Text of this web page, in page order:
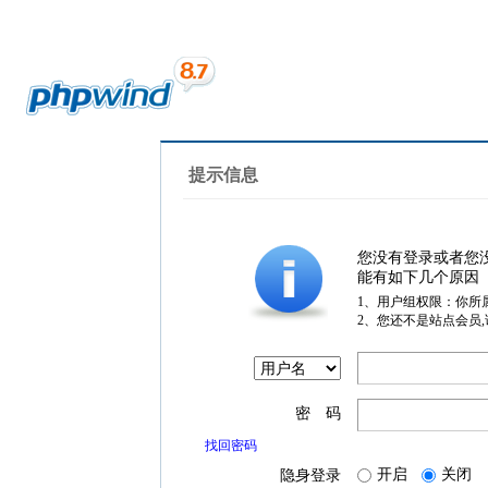
提示信息
您没有登录或者您
能有如下几个原因
1、用户组权限：你所
2、您还不是站点会员
密 码
找回密码
隐身登录 开启 关闭